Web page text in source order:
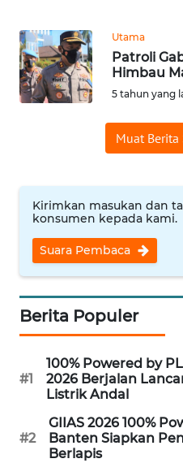
Utama
Patroli
Himbau
5 tahun yang
Muat
Kirimkan masukan dan
konsumen kepada kami.
Suara Pembaca
Berita Populer
#1
100% Powered by
2026 Berjalan
Listrik Andal
#2
GIIAS 2026 100%
Banten Siapkan
Berlapis
TAPANULI
UTARA
WN
LAWAS
SUMEDANG
WN
CIANJUR
KEPULAUAN
SERIBU
WN
TANGERANG